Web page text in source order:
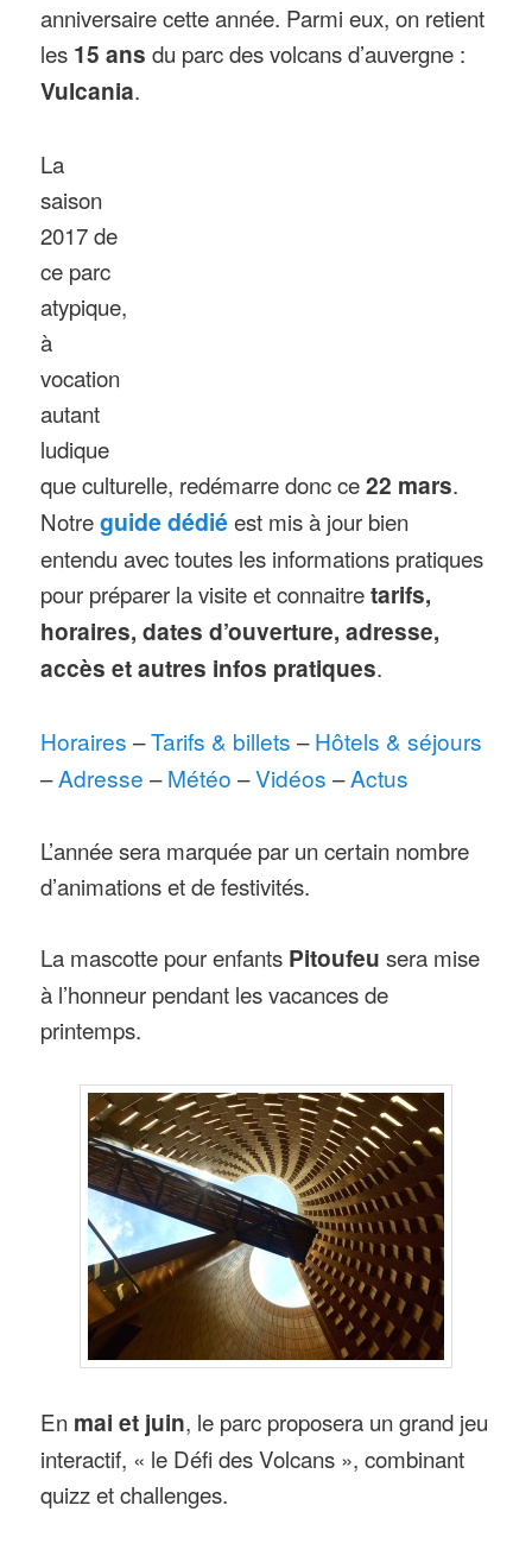
anniversaire cette année. Parmi eux, on retient
les 15 ans du parc des volcans d’auvergne :
Vulcania.
La
saison
2017 de
ce parc
atypique,
à
vocation
autant
ludique
que culturelle, redémarre donc ce22 mars.
Notreguide dédiéest mis à jour bien
entendu avec toutes les informations pratiques
pour préparer la visite et connaitretarifs,
horaires, dates d’ouverture, adresse,
accès et autres infos pratiques.
Horaires –Tarifs & billets –Hôtels & séjours
–Adresse –Météo –Vidéos –Actus
L’année sera marquée par un certain nombre
d’animations et de festivités.
La mascotte pour enfants Pitoufeu sera mise
à l’honneur pendant les vacances de
printemps.
En mai et juin, le parc proposera un grand jeu
interactif, « le Défi des Volcans », combinant
quizz et challenges.